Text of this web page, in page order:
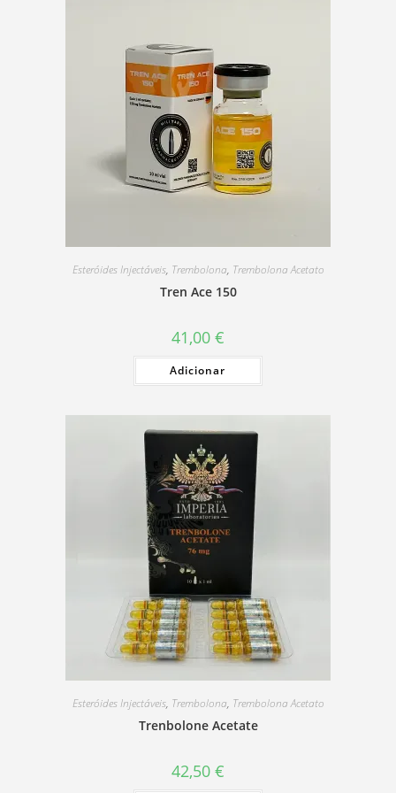
Esteróides Injectáveis, Trembolona, Trembolona Acetato
Tren Ace 150
41,00 €
Adicionar
Esteróides Injectáveis, Trembolona, Trembolona Acetato
Trenbolone Acetate
42,50 €